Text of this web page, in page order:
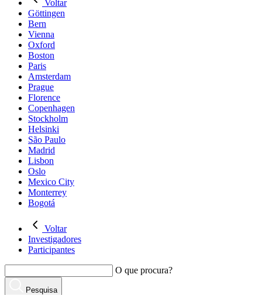
Voltar
Göttingen
Bern
Vienna
Oxford
Boston
Paris
Amsterdam
Prague
Florence
Copenhagen
Stockholm
Helsinki
São Paulo
Madrid
Lisbon
Oslo
Mexico City
Monterrey
Bogotá
Voltar
Investigadores
Participantes
O que procura?
Pesquisa